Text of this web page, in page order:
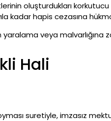
oluşturdukları
kadar hapis cezasına
veya malvarlığına
Hali
suretiyle, imzasız